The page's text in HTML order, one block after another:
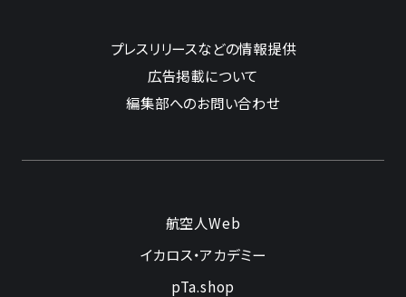
プレスリリースなどの情報提供
広告掲載について
編集部へのお問い合わせ
航空人Web
イカロス・アカデミー
pTa.shop